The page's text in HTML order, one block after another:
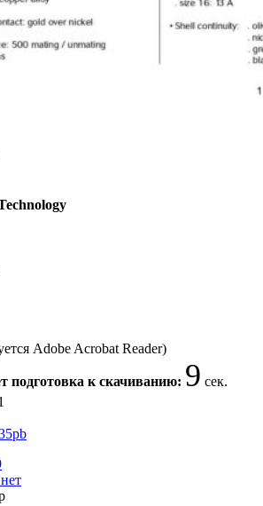
Adobe Acrobat Reader)
подготовка к скачиванию: 9 сек.